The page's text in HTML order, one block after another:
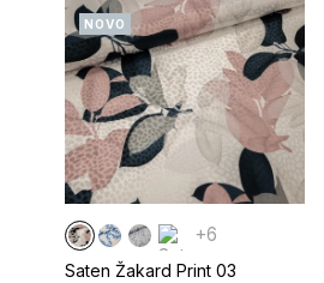
NOVO
+6
Saten Žakard Print 03